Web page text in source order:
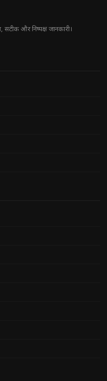
और निष्पक्ष जानकारी।